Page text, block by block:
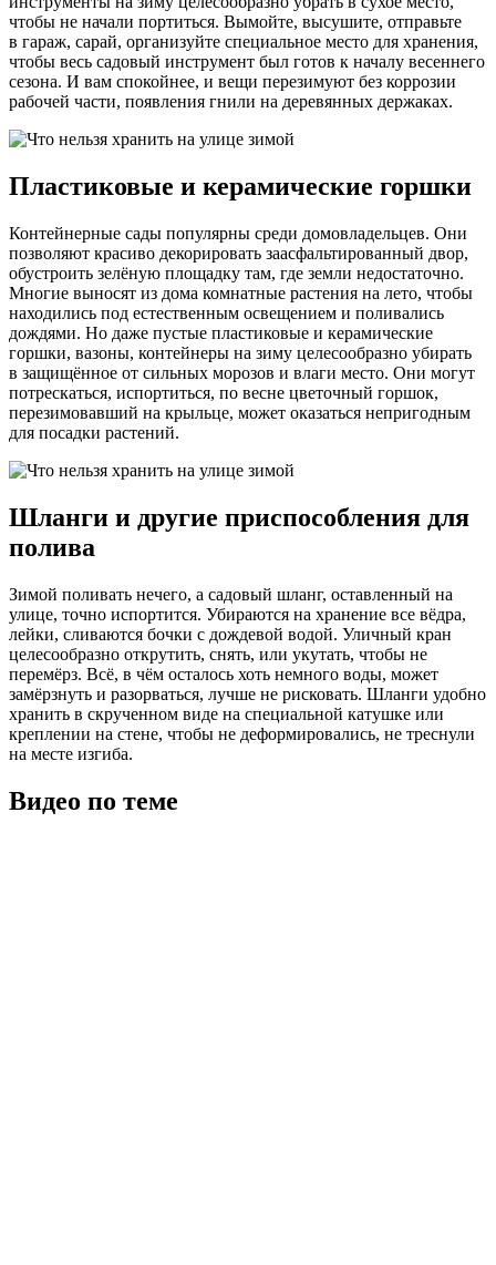
чтобы не начали портиться. Вымойте, высушите, отправьте
в гараж, сарай, организуйте специальное место для хранения,
чтобы весь садовый инструмент был готов к началу весеннего
сезона. И вам спокойнее, и вещи перезимуют без коррозии
рабочей части, появления гнили на деревянных держаках.
Пластиковые и керамические горшки
Контейнерные сады популярны среди домовладельцев. Они
позволяют красиво декорировать заасфальтированный двор,
обустроить зелёную площадку там, где земли недостаточно.
Многие выносят из дома комнатные растения на лето, чтобы
находились под естественным освещением и поливались
дождями. Но даже пустые пластиковые и керамические
горшки, вазоны, контейнеры на зиму целесообразно убирать
в защищённое от сильных морозов и влаги место. Они могут
потрескаться, испортиться, по весне цветочный горшок,
перезимовавший на крыльце, может оказаться непригодным
для посадки растений.
Шланги и другие приспособления для
полива
Зимой поливать нечего, а садовый шланг, оставленный на
улице, точно испортится. Убираются на хранение все вёдра,
лейки, сливаются бочки с дождевой водой. Уличный кран
целесообразно открутить, снять, или укутать, чтобы не
перемёрз. Всё, в чём осталось хоть немного воды, может
замёрзнуть и разорваться, лучше не рисковать. Шланги удобно
хранить в скрученном виде на специальной катушке или
креплении на стене, чтобы не деформировались, не треснули
на месте изгиба.
Видео по теме